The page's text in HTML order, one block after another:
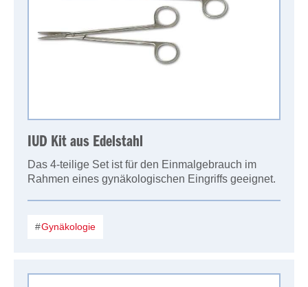
IUD Kit aus Edelstahl
Das 4-teilige Set ist für den Einmalgebrauch im
Rahmen eines gynäkologischen Eingriffs geeignet.
Gynäkologie